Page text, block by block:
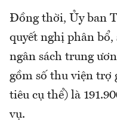
Đồng thời, Ủy ban
quyết nghị phân
ngân sách trung
gồm số thu viện trợ
tiêu cụ thể) là
vụ.